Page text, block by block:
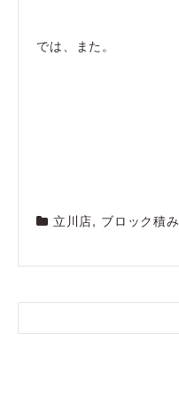
では、また。
立川店, ブロック積み